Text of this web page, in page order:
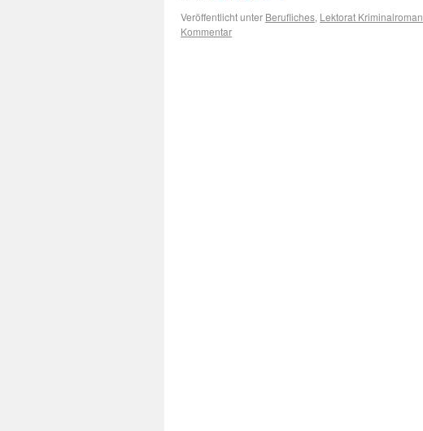
Veröffentlicht unter Berufliches, Lektorat Kriminalroman
Kommentar